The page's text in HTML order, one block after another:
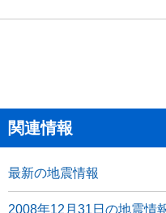
関連情報
最新の地震情報
2008年12月31日の地震情